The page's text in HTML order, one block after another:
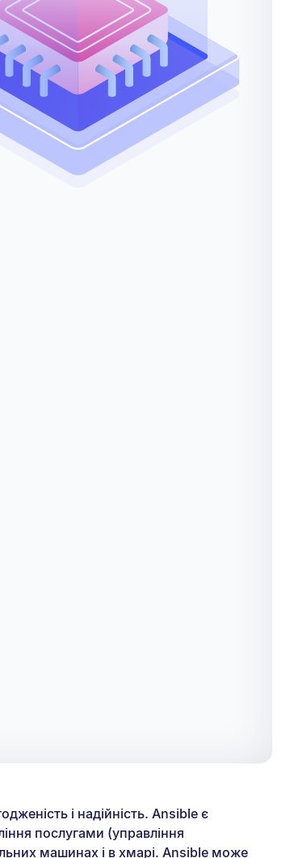
і надійність. Ansible є
послугами (управління
машинах і в хмарі. Ansible може